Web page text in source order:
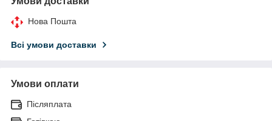
Нова Пошта
Всі умови доставки
Умови оплати
Післяплата